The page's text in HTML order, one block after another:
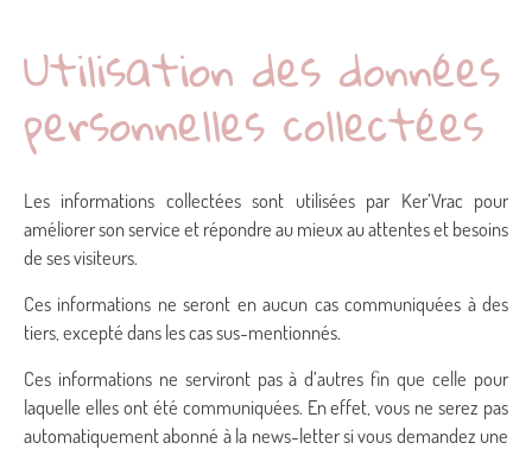
Utilisation des données
personnelles collectées
Les informations collectées sont utilisées par Ker’Vrac pour
améliorer son service et répondre au mieux au attentes et besoins
de ses visiteurs.
Ces informations ne seront en aucun cas communiquées à des
tiers, excepté dans les cas sus-mentionnés.
Ces informations ne serviront pas à d’autres fin que celle pour
laquelle elles ont été communiquées. En effet, vous ne serez pas
automatiquement abonné à la news-letter si vous demandez une